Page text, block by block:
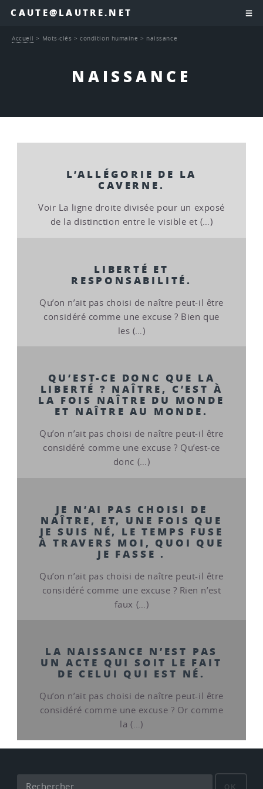
CAUTE@LAUTRE.NET
NAISSANCE
Accueil > Mots-clés >condition humaine > naissance
L’ALLÉGORIE DE LA
CAVERNE.
Voir La ligne droite divisée pour un exposé
de la distinction entre le visible et (…)
LIBERTÉ ET
RESPONSABILITÉ.
Qu’on n’ait pas choisi de naître peut-il être
considéré comme une excuse ? Bien que
les (…)
QU’EST-CE DONC QUE LA
LIBERTÉ ? NAÎTRE, C’EST À
LA FOIS NAÎTRE DU MONDE
ET NAÎTRE AU MONDE.
Qu’on n’ait pas choisi de naître peut-il être
considéré comme une excuse ? Qu’est-ce
donc (…)
JE N’AI PAS CHOISI DE
NAÎTRE, ET, UNE FOIS QUE
JE SUIS NÉ, LE TEMPS FUSE
À TRAVERS MOI, QUOI QUE
JE FASSE .
Qu’on n’ait pas choisi de naître peut-il être
considéré comme une excuse ? Rien n’est
faux (…)
LA NAISSANCE N’EST PAS
UN ACTE QUI SOIT LE FAIT
DE CELUI QUI EST NÉ.
Qu’on n’ait pas choisi de naître peut-il être
considéré comme une excuse ? Or comme
la (…)
OK